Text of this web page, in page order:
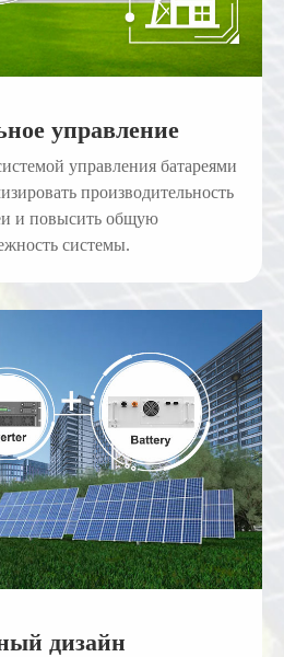
управление
управления батареями
производительность
и повысить общую
системы.
дизайн